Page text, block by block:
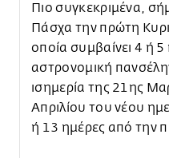
Πιο συγκεκριμένα,
Πάσχα την πρώτη
οποία συμβαίνει 4 ή
αστρονομική
ισημερία της 21ης
Απριλίου του νέου
ή 13 ημέρες από την